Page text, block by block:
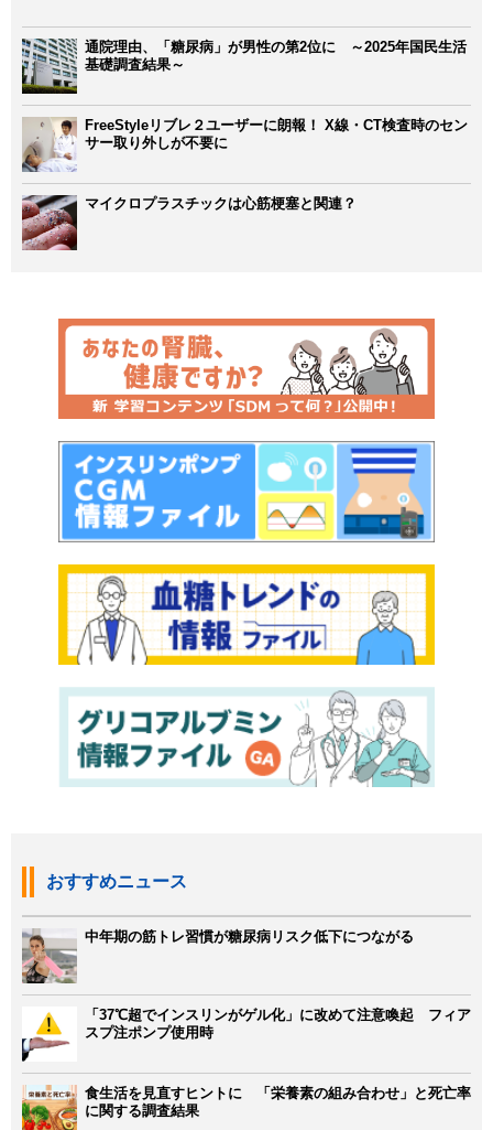
通院理由、「糖尿病」が男性の第2位に ～2025年国民生活
基礎調査結果～
FreeStyleリブレ２ユーザーに朗報！ X線・CT検査時のセン
サー取り外しが不要に
マイクロプラスチックは心筋梗塞と関連？
おすすめニュース
中年期の筋トレ習慣が糖尿病リスク低下につながる
「37℃超でインスリンがゲル化」に改めて注意喚起 フィア
スプ注ポンプ使用時
食生活を見直すヒントに 「栄養素の組み合わせ」と死亡率
に関する調査結果